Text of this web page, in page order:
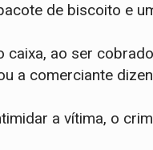
de biscoito e
caixa, ao ser
a comerciante
a vítima, o